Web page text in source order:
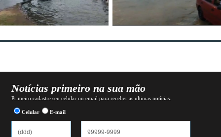
Notícias primeiro na sua mão
Primeiro cadastre seu celular ou email para receber as ultimas notícias.
Celular E-mail